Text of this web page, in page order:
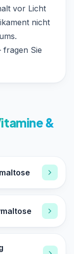
vor Licht
nicht
fragen Sie
&